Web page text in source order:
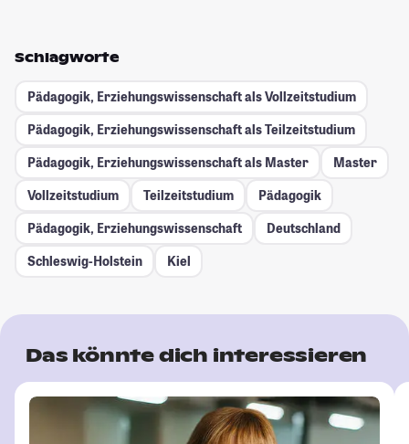
Schlagworte
Pädagogik, Erziehungswissenschaft als Vollzeitstudium
Pädagogik, Erziehungswissenschaft als Teilzeitstudium
Pädagogik, Erziehungswissenschaft als Master
Master
Vollzeitstudium
Teilzeitstudium
Pädagogik
Pädagogik, Erziehungswissenschaft
Deutschland
Schleswig-Holstein
Kiel
Das könnte dich interessieren